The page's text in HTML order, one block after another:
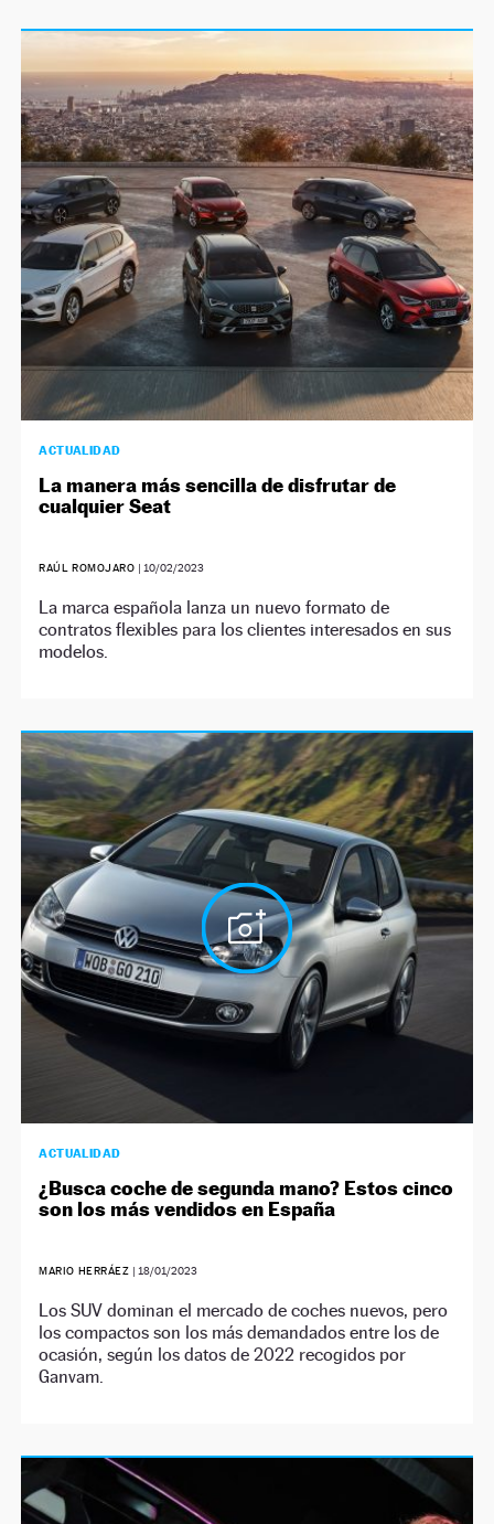
ACTUALIDAD
La manera más sencilla de disfrutar de
cualquier Seat
RAÚL ROMOJARO | 10/02/2023
La marca española lanza un nuevo formato de
contratos flexibles para los clientes interesados en sus
modelos.
ACTUALIDAD
¿Busca coche de segunda mano? Estos cinco
son los más vendidos en España
MARIO HERRÁEZ | 18/01/2023
Los SUV dominan el mercado de coches nuevos, pero
los compactos son los más demandados entre los de
ocasión, según los datos de 2022 recogidos por
Ganvam.